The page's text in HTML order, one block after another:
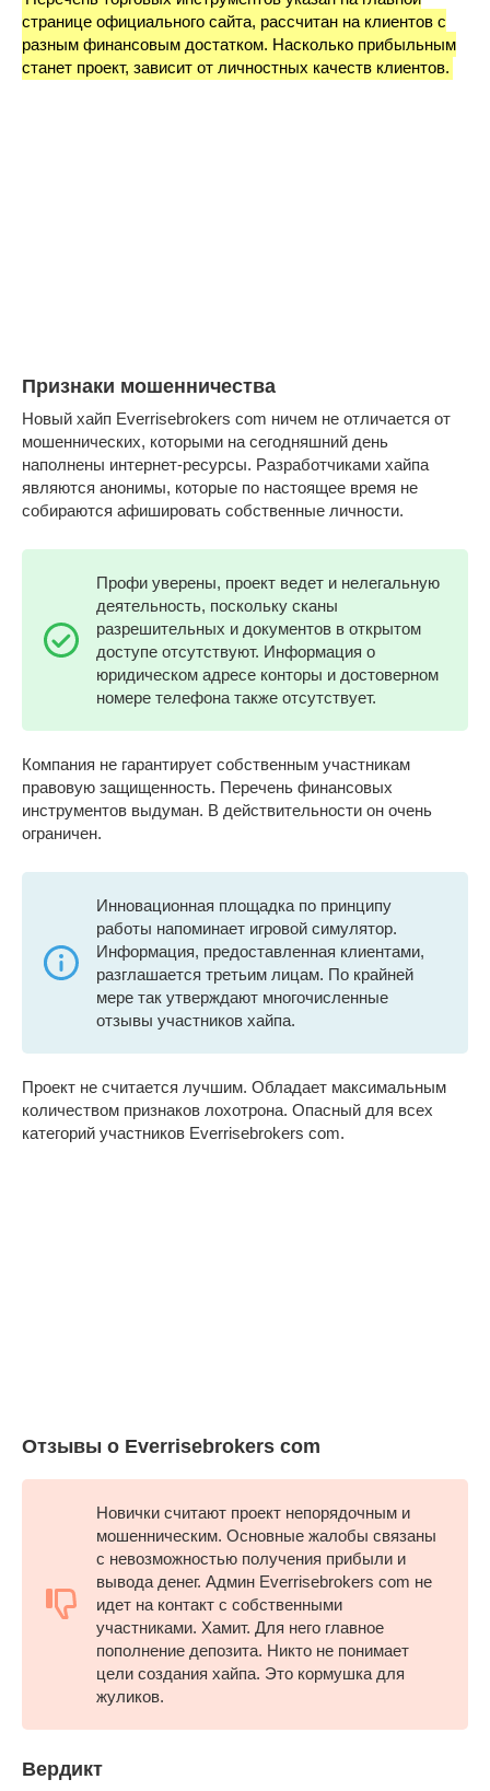
странице официального сайта, рассчитан на клиентов с
разным финансовым достатком. Насколько прибыльным
станет проект, зависит от личностных качеств клиентов.
Признаки мошенничества
Новый хайп Everrisebrokers com ничем не отличается от
мошеннических, которыми на сегодняшний день
наполнены интернет-ресурсы. Разработчиками хайпа
являются анонимы, которые по настоящее время не
собираются афишировать собственные личности.
Профи уверены, проект ведет и нелегальную
деятельность, поскольку сканы
разрешительных и документов в открытом
доступе отсутствуют. Информация о
юридическом адресе конторы и достоверном
номере телефона также отсутствует.
Компания не гарантирует собственным участникам
правовую защищенность. Перечень финансовых
инструментов выдуман. В действительности он очень
ограничен.
Инновационная площадка по принципу
работы напоминает игровой симулятор.
Информация, предоставленная клиентами,
разглашается третьим лицам. По крайней
мере так утверждают многочисленные
отзывы участников хайпа.
Проект не считается лучшим. Обладает максимальным
количеством признаков лохотрона. Опасный для всех
категорий участников Everrisebrokers com.
Отзывы о Everrisebrokers com
Новички считают проект непорядочным и
мошенническим. Основные жалобы связаны
с невозможностью получения прибыли и
вывода денег. Админ Everrisebrokers com не
идет на контакт с собственными
участниками. Хамит. Для него главное
пополнение депозита. Никто не понимает
цели создания хайпа. Это кормушка для
жуликов.
Вердикт